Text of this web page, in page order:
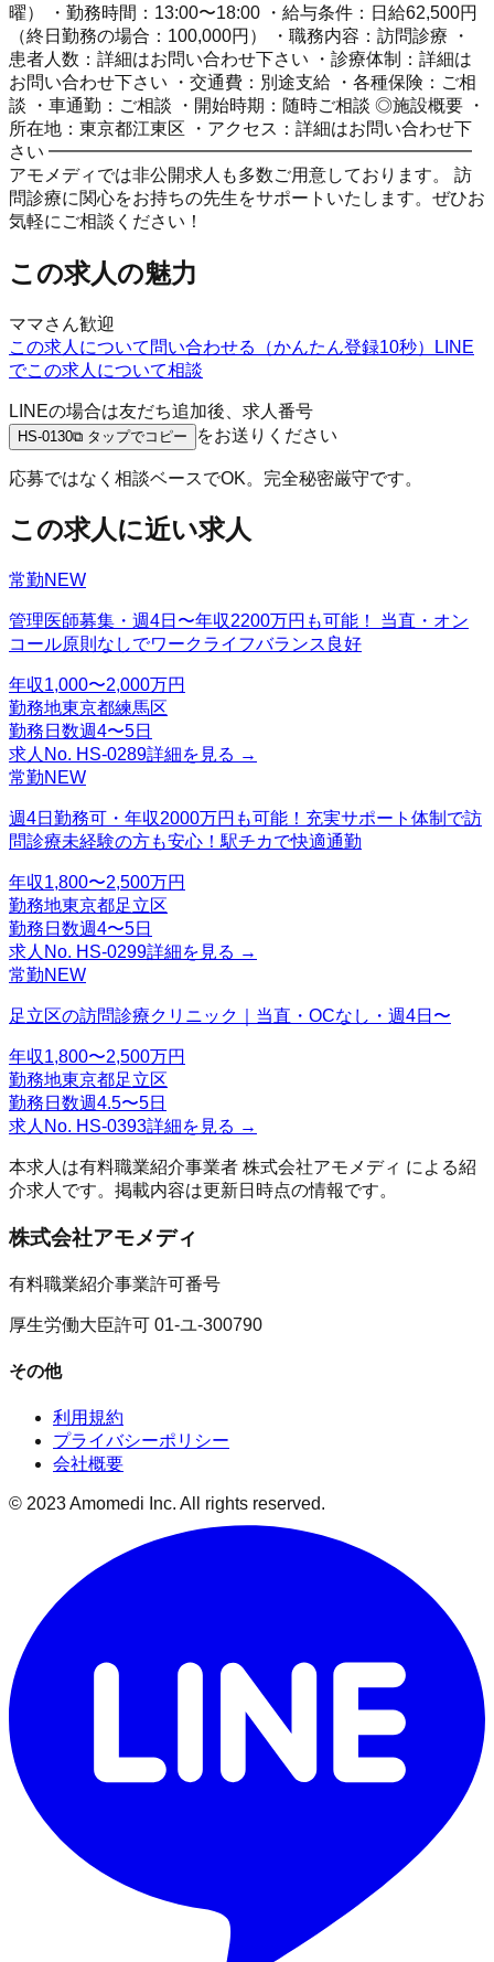
曜） ・勤務時間：13:00〜18:00 ・給与条件：日給62,500円
（終日勤務の場合：100,000円） ・職務内容：訪問診療 ・
患者人数：詳細はお問い合わせ下さい ・診療体制：詳細は
お問い合わせ下さい ・交通費：別途支給 ・各種保険：ご相
談 ・車通勤：ご相談 ・開始時期：随時ご相談 ◎施設概要 ・
所在地：東京都江東区 ・アクセス：詳細はお問い合わせ下
さい ━━━━━━━━━━━━━━━━━━━━━━━━
アモメディでは非公開求人も多数ご用意しております。 訪
問診療に関心をお持ちの先生をサポートいたします。ぜひお
気軽にご相談ください！
この求人の魅力
ママさん歓迎
この求人について問い合わせる（かんたん登録10秒）
LINE
でこの求人について相談
LINEの場合は友だち追加後、求人番号
HS-0130⧉ タップでコピー をお送りください
応募ではなく相談ベースでOK。完全秘密厳守です。
この求人に近い求人
常勤NEW
管理医師募集・週4日〜年収2200万円も可能！ 当直・オン
コール原則なしでワークライフバランス良好
年収1,000〜2,000万円
勤務地東京都練馬区
勤務日数週4〜5日
求人No. HS-0289詳細を見る →
常勤NEW
週4日勤務可・年収2000万円も可能！充実サポート体制で訪
問診療未経験の方も安心！駅チカで快適通勤
年収1,800〜2,500万円
勤務地東京都足立区
勤務日数週4〜5日
求人No. HS-0299詳細を見る →
常勤NEW
足立区の訪問診療クリニック｜当直・OCなし・週4日〜
年収1,800〜2,500万円
勤務地東京都足立区
勤務日数週4.5〜5日
求人No. HS-0393詳細を見る →
本求人は有料職業紹介事業者 株式会社アモメディ による紹
介求人です。掲載内容は更新日時点の情報です。
株式会社アモメディ
有料職業紹介事業許可番号
厚生労働大臣許可 01-ユ-300790
その他
利用規約
プライバシーポリシー
会社概要
© 2023 Amomedi Inc. All rights reserved.